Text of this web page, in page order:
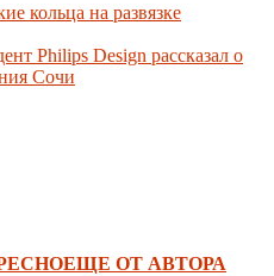
кольца на развязке
Philips Design рассказал о
Сочи
ЕЩЕ ОТ АВТОРА